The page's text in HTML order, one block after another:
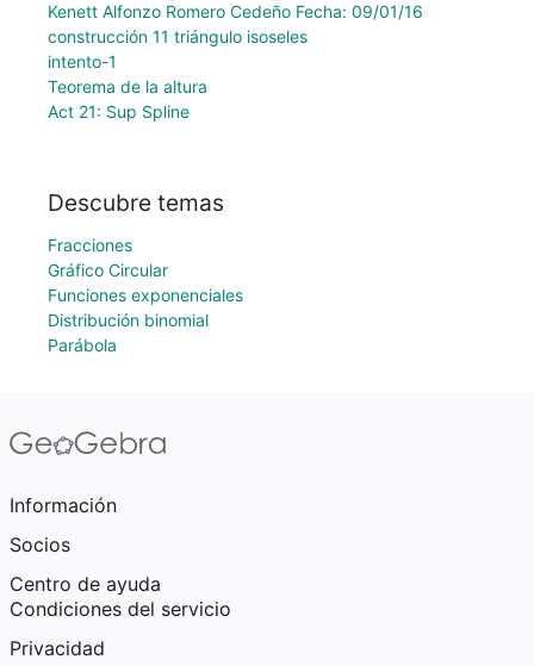
Kenett Alfonzo Romero Cedeño Fecha: 09/01/16
construcción 11 triángulo isoseles
intento-1
Teorema de la altura
Act 21: Sup Spline
Descubre temas
Fracciones
Gráfico Circular
Funciones exponenciales
Distribución binomial
Parábola
Información
Socios
Centro de ayuda
Condiciones del servicio
Privacidad